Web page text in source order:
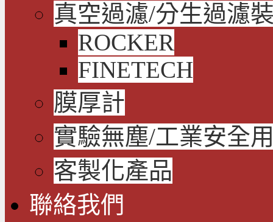
真空過濾/分生過濾
ROCKER
FINETECH
膜厚計
實驗無塵/工業安全
客製化產品
聯絡我們